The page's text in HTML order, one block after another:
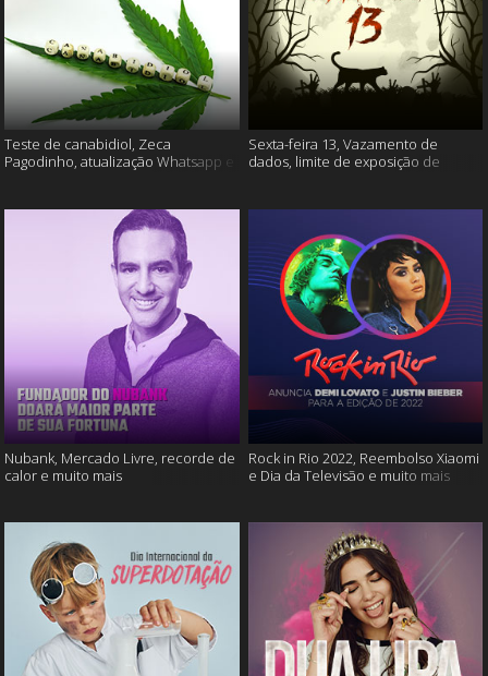
Teste de canabidiol, Zeca
Pagodinho, atualização Whatsapp e
Sexta-feira 13, Vazamento de
dados, limite de exposição de
Nubank, Mercado Livre, recorde de
calor e muito mais
Rock in Rio 2022, Reembolso Xiaomi
e Dia da Televisão e muito mais